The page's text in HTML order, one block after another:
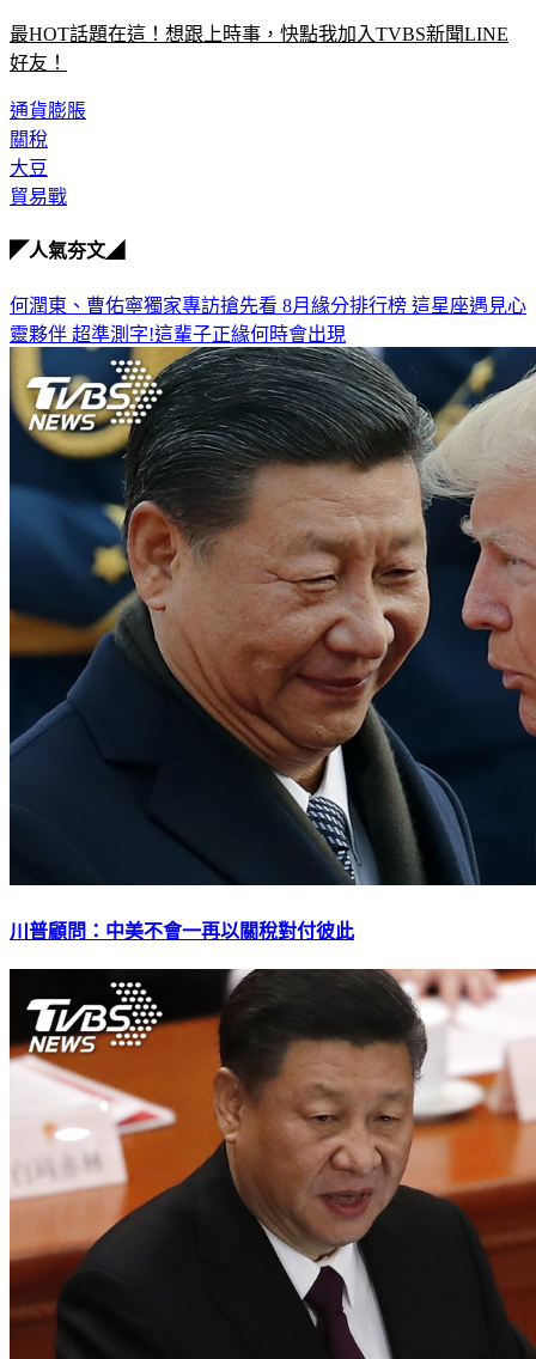
最HOT話題在這！想跟上時事，快點我加入TVBS新聞LINE
好友！
通貨膨脹
關稅
大豆
貿易戰
◤人氣夯文◢
何潤東、曹佑寧獨家專訪搶先看 8月緣分排行榜 這星座遇見心
靈夥伴 超準測字!這輩子正緣何時會出現
川普顧問：中美不會一再以關稅對付彼此